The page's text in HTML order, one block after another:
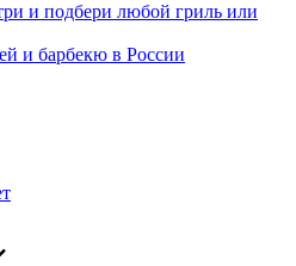
и подбери любой гриль или
и барбекю в России